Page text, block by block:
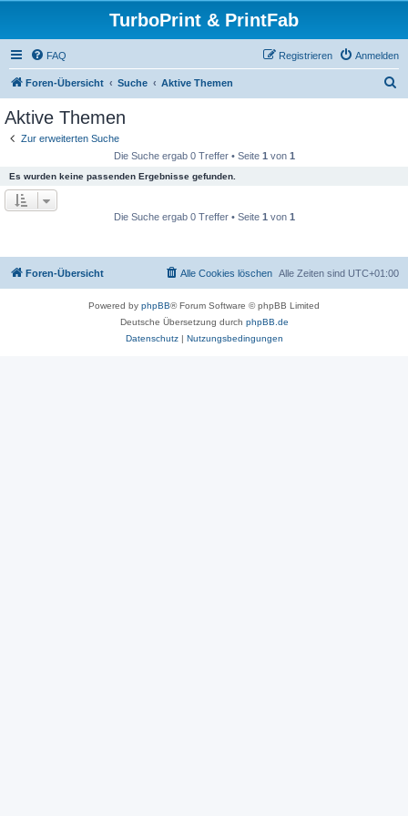
TurboPrint & PrintFab
FAQ Anmelden
Registrieren
Foren-Übersicht Suche Aktive Themen
Aktive Themen
Zur erweiterten Suche
Die Suche ergab 0 Treffer • Seite 1 von 1
Es wurden keine passenden Ergebnisse gefunden.
Die Suche ergab 0 Treffer • Seite 1 von 1
Foren-Übersicht Alle Zeiten sind UTC+01:00
Alle Cookies löschen
Powered by phpBB® Forum Software © phpBB Limited
Deutsche Übersetzung durch phpBB.de
Datenschutz| Nutzungsbedingungen